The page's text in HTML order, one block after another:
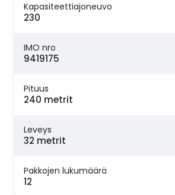
Kapasiteettiajoneuvo
230
IMO nro
9419175
Pituus
240 metrit
Leveys
32 metrit
Pakkojen lukumäärä
12